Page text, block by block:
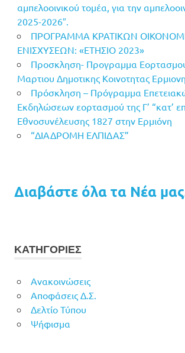
αμπελοοινικού τομέα, για την
2025-2026″.
ΠΡΟΓΡΑΜΜΑ ΚΡΑΤΙΚΩΝ
ΕΝΙΣΧΥΣΕΩΝ: «ΕΤΗΣΙΟ 2023»
Προσκληση- Προγραμμα
Μαρτιου Δημοτικης Κοινοτητας
Πρόσκληση – Πρόγραμμα
Εκδηλώσεων εορτασμού της Γ’ “κατ’
Εθνοσυνέλευσης 1827 στην Ερμιόνη
“ΔΙΑΔΡΟΜΗ ΕΛΠΙΔΑΣ”
Διαβάστε όλα τα Νέα
ΚΑΤΗΓΟΡΙΕΣ
Ανακοινώσεις
Αποφάσεις Δ.Σ.
Δελτίο Τύπου
Ψήφισμα